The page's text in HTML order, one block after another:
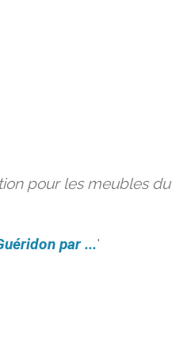
pour les meubles du
par ...'